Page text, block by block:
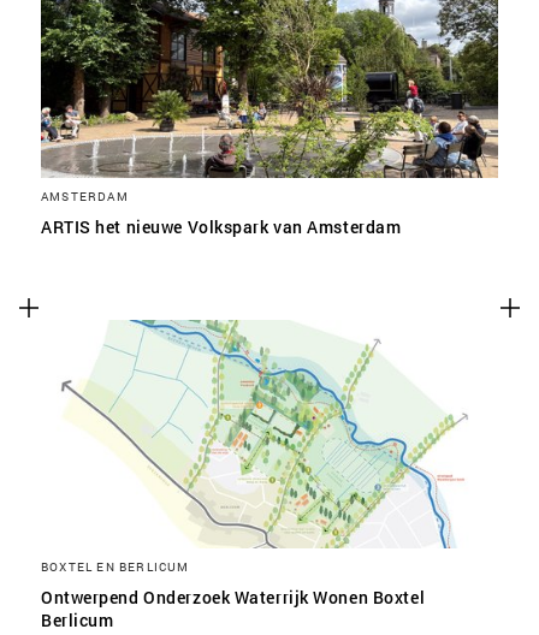
AMSTERDAM
ARTIS het nieuwe Volkspark van Amsterdam
BOXTEL EN BERLICUM
Ontwerpend Onderzoek Waterrijk Wonen Boxtel
Berlicum
SLA VOORKEUREN OP